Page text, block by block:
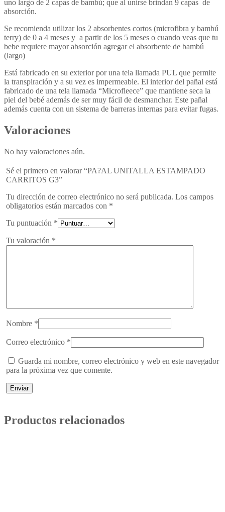
uno largo de 2 capas de bambú; que al unirse brindan 9 capas de
absorción.
Se recomienda utilizar los 2 absorbentes cortos (microfibra y bambú
terry) de 0 a 4 meses y a partir de los 5 meses o cuando veas que tu
bebe requiere mayor absorción agregar el absorbente de bambú
(largo)
Está fabricado en su exterior por una tela llamada PUL que permite
la transpiración y a su vez es impermeable. El interior del pañal está
fabricado de una tela llamada “Microfleece” que mantiene seca la
piel del bebé además de ser muy fácil de desmanchar. Este pañal
además cuenta con un sistema de barreras internas para evitar fugas.
Valoraciones
No hay valoraciones aún.
Sé el primero en valorar “PA?AL UNITALLA ESTAMPADO
CARRITOS G3”
Tu dirección de correo electrónico no será publicada. Los campos
obligatorios están marcados con *
Tu puntuación *
Tu valoración *
Nombre *
Correo electrónico *
Guarda mi nombre, correo electrónico y web en este navegador
para la próxima vez que comente.
Productos relacionados